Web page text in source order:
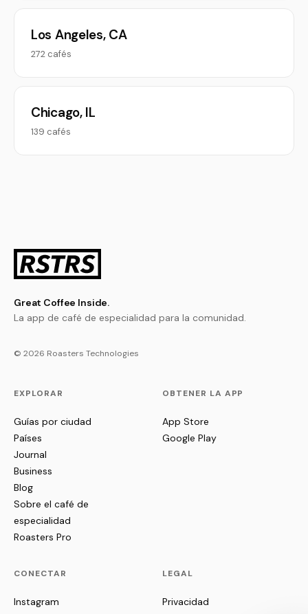
Los Angeles, CA
272 cafés
Chicago, IL
139 cafés
Great Coffee Inside.
La app de café de especialidad para la comunidad.
© 2026 Roasters Technologies
EXPLORAR
Guías por ciudad
Países
Journal
Business
Blog
Sobre el café de
especialidad
Roasters Pro
OBTENER LA APP
App Store
Google Play
CONECTAR
Instagram
LEGAL
Privacidad